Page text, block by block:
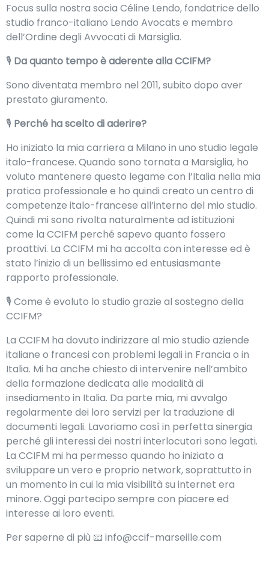
Focus sulla nostra socia Céline Lendo, fondatrice dello
studio franco-italiano Lendo Avocats e membro
dell’Ordine degli Avvocati di Marsiglia.
🎙 Da quanto tempo è aderente alla CCIFM?
Sono diventata membro nel 2011, subito dopo aver
prestato giuramento.
🎙 Perché ha scelto di aderire?
Ho iniziato la mia carriera a Milano in uno studio legale
italo-francese. Quando sono tornata a Marsiglia, ho
voluto mantenere questo legame con l’Italia nella mia
pratica professionale e ho quindi creato un centro di
competenze italo-francese all’interno del mio studio.
Quindi mi sono rivolta naturalmente ad istituzioni
come la CCIFM perché sapevo quanto fossero
proattivi. La CCIFM mi ha accolta con interesse ed è
stato l’inizio di un bellissimo ed entusiasmante
rapporto professionale.
🎙 Come è evoluto lo studio grazie al sostegno della
CCIFM?
La CCIFM ha dovuto indirizzare al mio studio aziende
italiane o francesi con problemi legali in Francia o in
Italia. Mi ha anche chiesto di intervenire nell’ambito
della formazione dedicata alle modalità di
insediamento in Italia. Da parte mia, mi avvalgo
regolarmente dei loro servizi per la traduzione di
documenti legali. Lavoriamo così in perfetta sinergia
perché gli interessi dei nostri interlocutori sono legati.
La CCIFM mi ha permesso quando ho iniziato a
sviluppare un vero e proprio network, soprattutto in
un momento in cui la mia visibilità su internet era
minore. Oggi partecipo sempre con piacere ed
interesse ai loro eventi.
Per saperne di più 📧 info@ccif-marseille.com